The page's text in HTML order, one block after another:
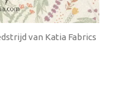
van Katia Fabrics